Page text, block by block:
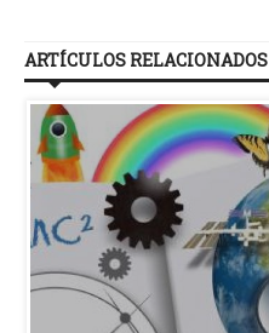
ARTÍCULOS RELACIONADOS